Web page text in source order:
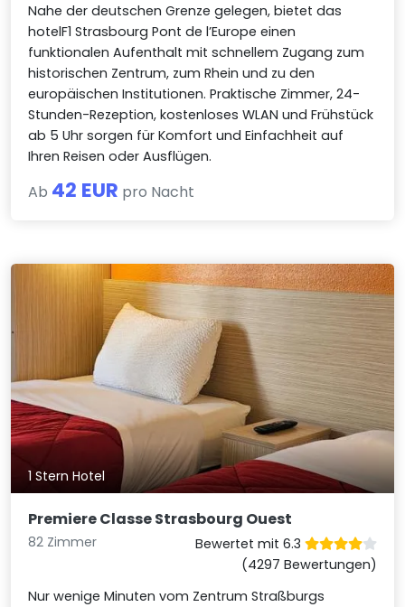
Nahe der deutschen Grenze gelegen, bietet das
hotelF1 Strasbourg Pont de l’Europe einen
funktionalen Aufenthalt mit schnellem Zugang zum
historischen Zentrum, zum Rhein und zu den
europäischen Institutionen. Praktische Zimmer, 24-
Stunden-Rezeption, kostenloses WLAN und Frühstück
ab 5 Uhr sorgen für Komfort und Einfachheit auf
Ihren Reisen oder Ausflügen.
Ab 42 EUR pro Nacht
1 Stern Hotel
Premiere Classe Strasbourg Ouest
82 Zimmer
Bewertet mit 6.3
(4297 Bewertungen)
Nur wenige Minuten vom Zentrum Straßburgs